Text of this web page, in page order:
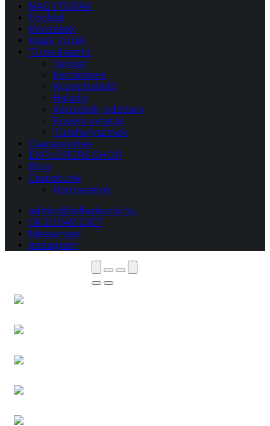
NAGYTÚRÁK
Főoldal
Képzések
Kajak Túrák
Túraválasztó
Tenger
Kezdésnek
Középhaladó
Haladó
Képzések, edzések
Egyéni oktatás
Túrahelyszínek
Csapatépítés
EXPLORERS SHOP
Blog
Csapatunk
Partnereink
admin@felfedezok.hu
06 20 549 2307
Messenger
Instagram